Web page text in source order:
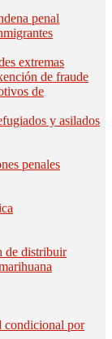
penal
extremas
de fraude
de
y asilados
penales
de distribuir
condicional por